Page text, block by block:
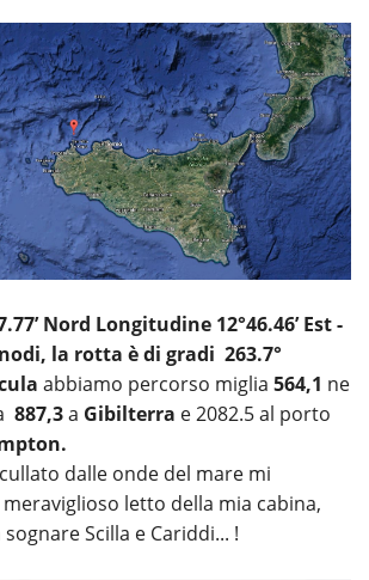
Nord Longitudine 12°46.46’ Est -
la rotta è di gradi 263.7°
abbiamo percorso miglia 564,1 ne
887,3a Gibilterra e 2082.5 al porto
dalle onde del mare mi
letto della mia cabina,
Scilla e Cariddi... !